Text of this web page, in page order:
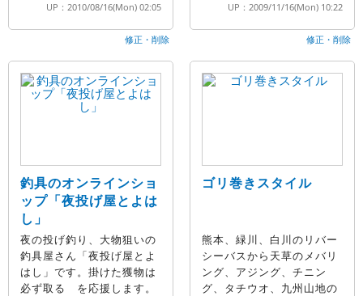
UP：2010/08/16(Mon) 02:05
修正・削除
UP：2009/11/16(Mon) 10:22
修正・削除
釣具のオンラインショ
ップ「夜投げ屋とよは
し」
夜の投げ釣り、大物狙いの
釣具屋さん「夜投げ屋とよ
はし」です。掛けた獲物は
必ず取る を応援します。
ゴリ巻きスタイル
熊本、緑川、白川のリバー
シーバスから天草のメバリ
ング、アジング、チニン
グ、タチウオ、九州山地の